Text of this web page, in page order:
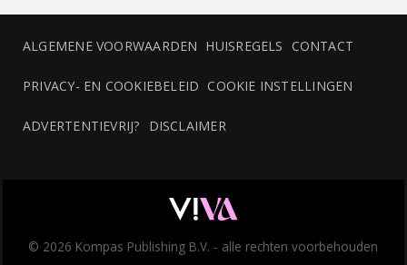
ALGEMENE VOORWAARDEN HUISREGELS CONTACT
PRIVACY- EN COOKIEBELEID COOKIE INSTELLINGEN
ADVERTENTIEVRIJ? DISCLAIMER
© 2026 Kompas Publishing B.V. - alle rechten voorbehouden